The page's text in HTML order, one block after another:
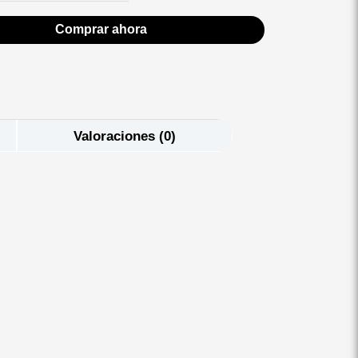
Comprar ahora
Valoraciones (0)